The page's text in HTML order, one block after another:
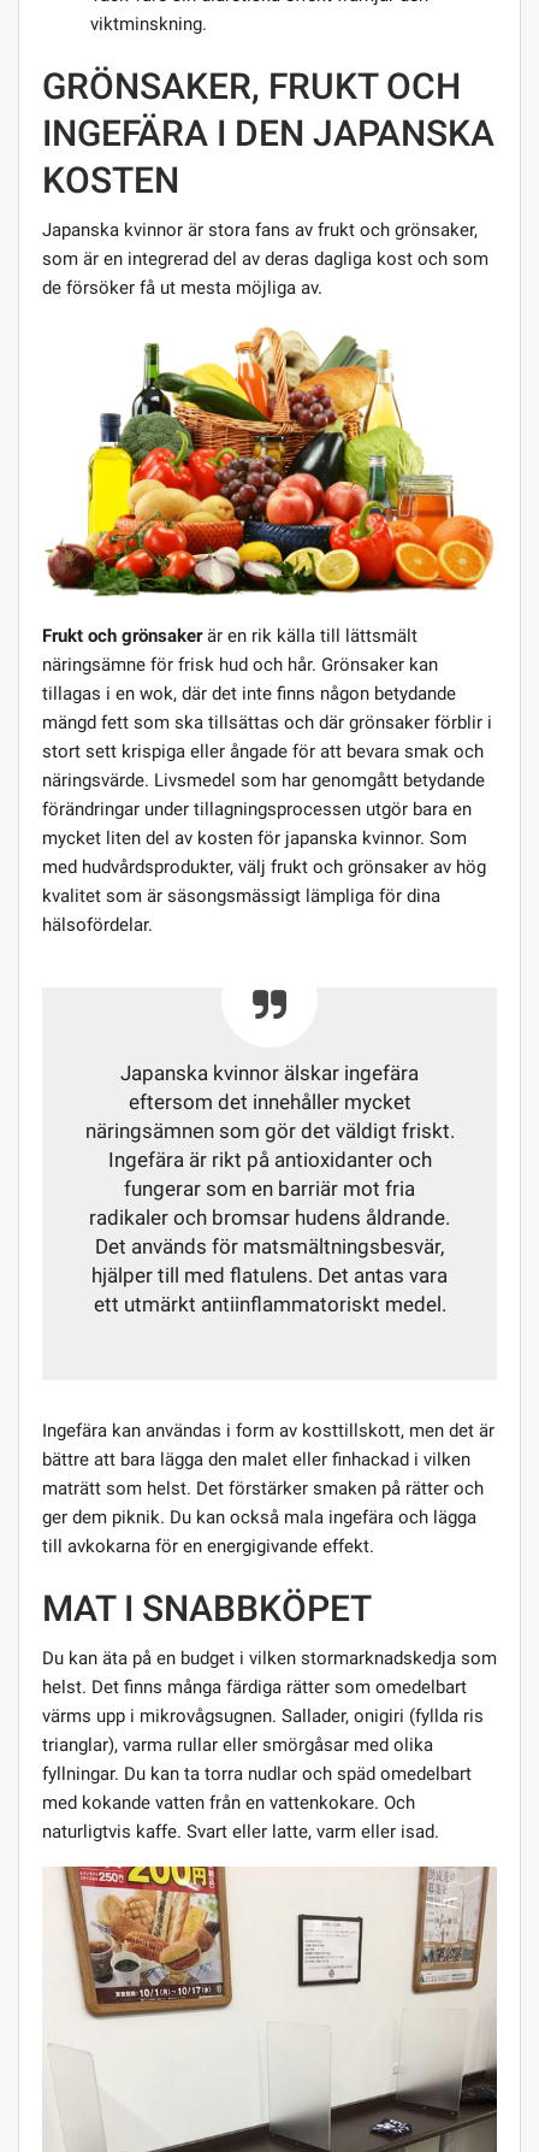
viktminskning.
GRÖNSAKER, FRUKT OCH
INGEFÄRA I DEN JAPANSKA
KOSTEN
Japanska kvinnor är stora fans av frukt och grönsaker,
som är en integrerad del av deras dagliga kost och som
de försöker få ut mesta möjliga av.
Frukt och grönsakerär en rik källa till lättsmält
näringsämne för frisk hud och hår. Grönsaker kan
tillagas i en wok, där det inte finns någon betydande
mängd fett som ska tillsättas och där grönsaker förblir i
stort sett krispiga eller ångade för att bevara smak och
näringsvärde. Livsmedel som har genomgått betydande
förändringar under tillagningsprocessen utgör bara en
mycket liten del av kosten för japanska kvinnor. Som
med hudvårdsprodukter, välj frukt och grönsaker av hög
kvalitet som är säsongsmässigt lämpliga för dina
hälsofördelar.
Japanska kvinnor älskar ingefära
eftersom det innehåller mycket
näringsämnen som gör det väldigt friskt.
Ingefära är rikt på antioxidanter och
fungerar som en barriär mot fria
radikaler och bromsar hudens åldrande.
Det används för matsmältningsbesvär,
hjälper till med flatulens. Det antas vara
ett utmärkt antiinflammatoriskt medel.
Ingefära kan användas i form av kosttillskott, men det är
bättre att bara lägga den malet eller finhackad i vilken
maträtt som helst. Det förstärker smaken på rätter och
ger dem piknik. Du kan också mala ingefära och lägga
till avkokarna för en energigivande effekt.
MAT I SNABBKÖPET
Du kan äta på en budget i vilken stormarknadskedja som
helst. Det finns många färdiga rätter som omedelbart
värms upp i mikrovågsugnen. Sallader, onigiri (fyllda ris
trianglar), varma rullar eller smörgåsar med olika
fyllningar. Du kan ta torra nudlar och späd omedelbart
med kokande vatten från en vattenkokare. Och
naturligtvis kaffe. Svart eller latte, varm eller isad.